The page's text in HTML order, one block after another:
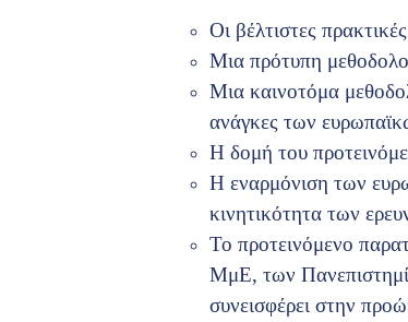
Οι βέλτιστες
Μια πρότυπη
Μια καινοτόμα
ανάγκες των
Η δομή του
Η εναρμόνιση των
κινητικότητα των
Το προτεινόμενο
ΜμΕ, των
συνεισφέρει στην